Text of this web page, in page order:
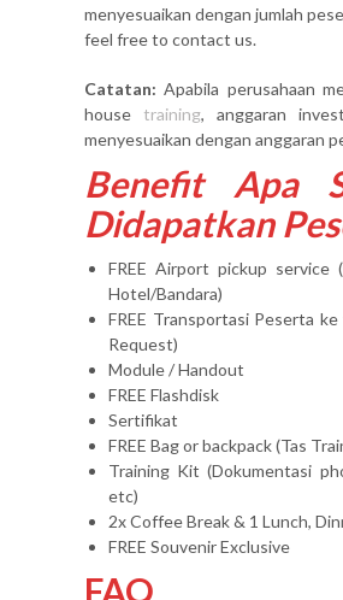
menyesuaikan dengan jumlah
feel free to contact us.
Catatan: Apabila perusahaan
house training, anggaran
menyesuaikan dengan anggaran
Benefit Apa
Didapatkan
FREE Airport pickup service
Hotel/Bandara)
FREE Transportasi Peserta
Request)
Module / Handout
FREE Flashdisk
Sertifikat
FREE Bag or backpack (Tas
Training Kit (Dokumentasi
etc)
2x Coffee Break & 1 Lunch,
FREE Souvenir Exclusive
FAQ